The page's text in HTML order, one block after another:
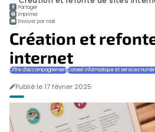
Partager
Imprimer
Envoyer par mail
Création et
internet
Offre d'accompagnementConseil informatique et services
Publié le 17 février 2025